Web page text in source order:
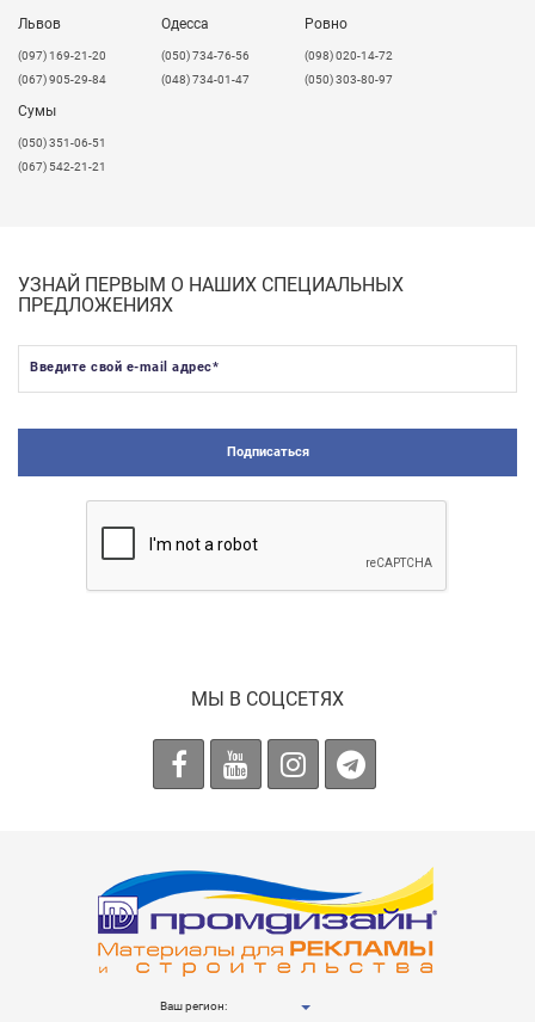
Вы можете спокойно отдыхать, зная, что вы выбрали
рабочую поверхность, которая прослужит очень
долго!
Львов
​(097) 169-21-20
(067) 905-29-84
Одесса
(050) 734-76-56
(048) 734-01-47
Ровно
(098) 020-14-72
(050) 303-80-97
Сумы
(050) 351-06-51
(067) 542-21-21
УЗНАЙ ПЕРВЫМ О НАШИХ СПЕЦИАЛЬНЫХ
ПРЕДЛОЖЕНИЯХ
Введите свой e-mail адрес*
Подписаться
МЫ В СОЦСЕТЯХ
Ваш регион: